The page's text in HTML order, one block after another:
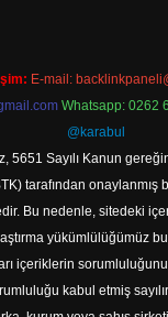
E-mail:
Whatsapp: 0262
@karabul
5651 Sayılı Kanun
tarafından onaylanmış
Bu nedenle, sitedeki
yükümlülüğümüz
içeriklerin
kabul etmiş